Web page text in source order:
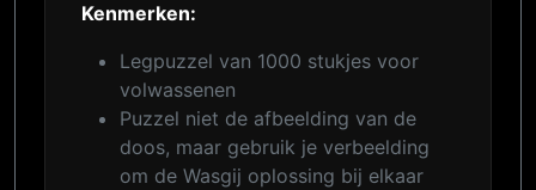
Kenmerken:
Legpuzzel van 1000 stukjes voor
volwassenen
Puzzel niet de afbeelding van de
doos, maar gebruik je verbeelding
om de Wasgij oplossing bij elkaar